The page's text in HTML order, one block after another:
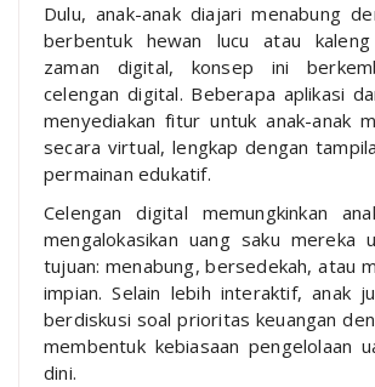
Dulu, anak-anak diajari menabung
berbentuk hewan lucu atau
zaman digital, konsep ini
celengan digital. Beberapa aplikasi
menyediakan fitur untuk anak-anak
secara virtual, lengkap dengan
permainan edukatif.
Celengan digital memungkinkan
mengalokasikan uang saku mereka
tujuan: menabung, bersedekah, atau
impian. Selain lebih interaktif, anak
berdiskusi soal prioritas keuangan
membentuk kebiasaan pengelolaan
dini.